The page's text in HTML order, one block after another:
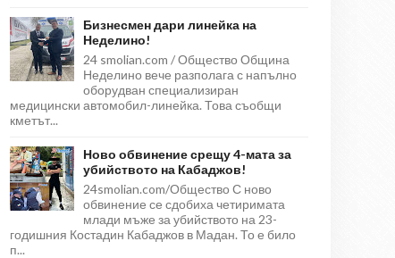
Бизнесмен дари линейка на
Неделино!
24 smolian.com / Общество Община
Неделино вече разполага с напълно
оборудван специализиран
медицински автомобил-линейка. Това съобщи
кметът...
Ново обвинение срещу 4-мата за
убийството на Кабаджов!
24smolian.com/Общество С ново
обвинение се сдобиха четиримата
млади мъже за убийството на 23-
годишния Костадин Кабаджов в Мадан. То е било
п...